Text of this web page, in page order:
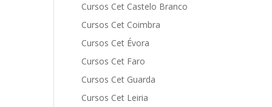
Cursos Cet Castelo Branco
Cursos Cet Coimbra
Cursos Cet Évora
Cursos Cet Faro
Cursos Cet Guarda
Cursos Cet Leiria